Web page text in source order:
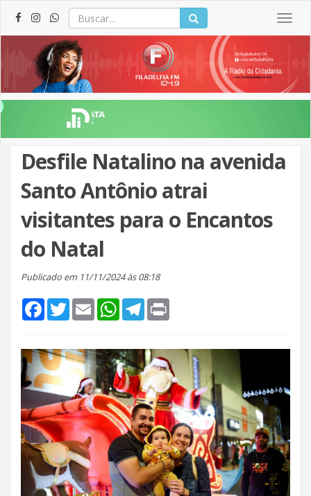
Desfile Natalino na avenida
Santo Antônio atrai
visitantes para o Encantos
do Natal
Publicado em 11/11/2024 às 08:18
FacebookTwitterEmail WhatsApp
Telegram